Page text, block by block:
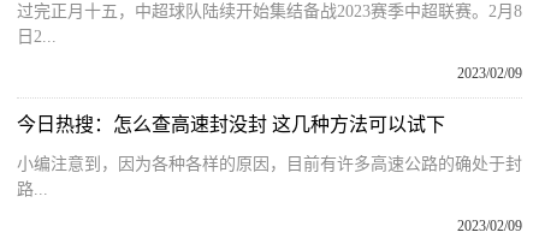
过完正月十五，中超球队陆续开始集结备战2023赛季中超联赛。2月8
日2...
2023/02/09
今日热搜：怎么查高速封没封 这几种方法可以试下
小编注意到，因为各种各样的原因，目前有许多高速公路的确处于封
路...
2023/02/09